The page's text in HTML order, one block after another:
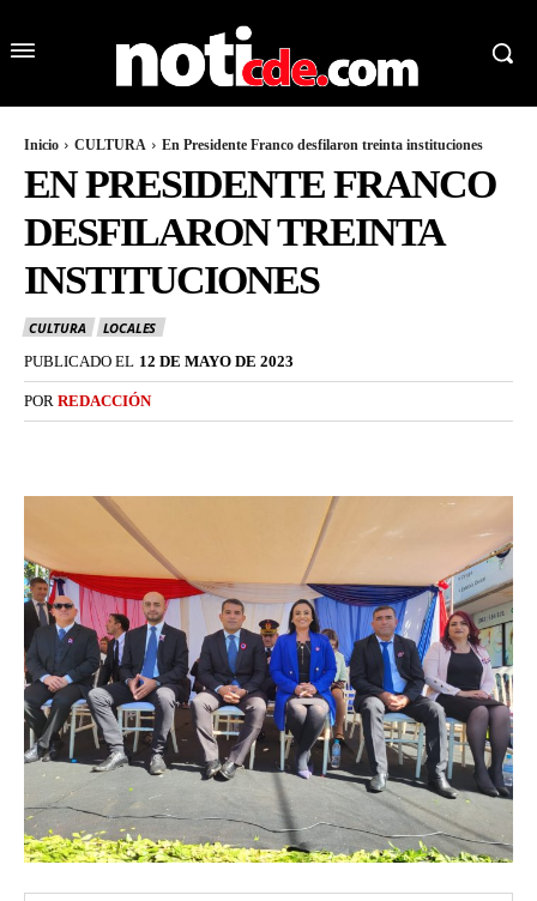
Inicio CULTURA En Presidente Franco desfilaron treinta instituciones
EN PRESIDENTE FRANCO
DESFILARON TREINTA
INSTITUCIONES
CULTURA
LOCALES
PUBLICADO EL 12 DE MAYO DE 2023
POR REDACCIÓN